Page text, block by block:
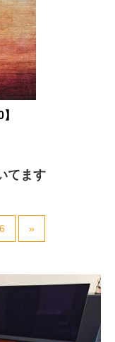
てます
6 »